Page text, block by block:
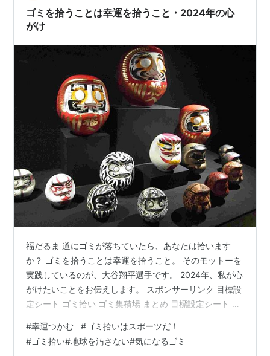
ゴミを拾うことは幸運を拾うこと・2024年の心
がけ
福だるま 道にゴミが落ちていたら、あなたは拾います
か？ ゴミを拾うことは幸運を拾うこと。 そのモットーを
実践しているのが、大谷翔平選手です。 2024年、私が心
がけたいことをお伝えします。 スポンサーリンク 目標設
定シート ゴミ拾い ゴミ集積場 まとめ 目標設定シート マ
目標設定シート。 几帳面な性格であることは一目瞭然で
すね。 当時の大谷選手は、花巻東高校に在籍の高校生。
#幸運つかむ #ゴミ拾いはスポーツだ！
#ゴミ拾い#地球を汚さない#気になるゴミ